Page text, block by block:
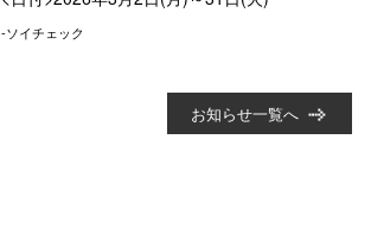
-ソイチェック
お知らせ一覧へ